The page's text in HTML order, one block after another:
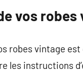
vos
robes vintage
les instructions